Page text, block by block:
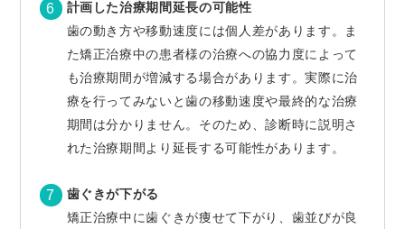
計画した治療期間延長の可能性
歯の動き方や移動速度には個人差があります。ま
た矯正治療中の患者様の治療への協力度によって
も治療期間が増減する場合があります。実際に治
療を行ってみないと歯の移動速度や最終的な治療
期間は分かりません。そのため、診断時に説明さ
れた治療期間より延長する可能性があります。
歯ぐきが下がる
矯正治療中に歯ぐきが痩せて下がり、歯並びが良